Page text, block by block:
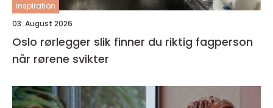
inspiration
03. August 2026
Oslo rørlegger slik finner du riktig fagperson
når rørene svikter